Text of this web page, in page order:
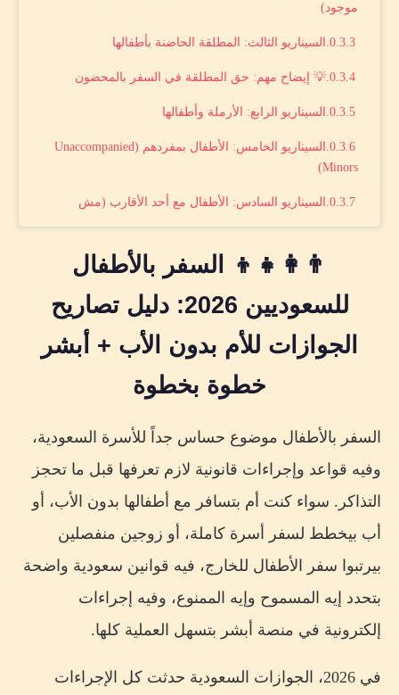
موجود)
السيناريو الثالث: المطلقة الحاضنة بأطفالها
💡 إيضاح مهم: حق المطلقة في السفر بالمحضون
السيناريو الرابع: الأرملة وأطفالها
السيناريو الخامس: الأطفال بمفردهم (Unaccompanied
Minors)
السيناريو السادس: الأطفال مع أحد الأقارب (مش
خطوات إصدار تصريح السفر للأطفال عبر أبشر 2026
قبل البدء: متطلبات أساسية
الخطوات بالتفصيل
حالة الطلاق: حقوق وإجراءات سفر المطلقة بأطفالها
الحالة 1: الأب موافق على السفر
الحالة 2: الأب رافض والأم عندها صك حضانة
الحالة 3: نزاع قضائي حول السفر
جدول الإجراءات: حسب الحالة الأسرية
للأطفال أقل من 15 سنة
للأطفال المولودين خارج المملكة
👨‍👩‍👧‍👦 السفر بالأطفال
للسعوديين 2026: دليل تصاريح
الجوازات للأم بدون الأب + أبشر
خطوة بخطوة
السفر بالأطفال موضوع حساس جداً للأسرة السعودية،
وفيه قواعد وإجراءات قانونية لازم تعرفها قبل ما تحجز
التذاكر. سواء كنت أم بتسافر مع أطفالها بدون الأب، أو
أب بيخطط لسفر أسرة كاملة، أو زوجين منفصلين
بيرتبوا سفر الأطفال للخارج، فيه قوانين سعودية واضحة
بتحدد إيه المسموح وإيه الممنوع، وفيه إجراءات
إلكترونية في منصة أبشر بتسهل العملية كلها.
في 2026، الجوازات السعودية حدثت كل الإجراءات